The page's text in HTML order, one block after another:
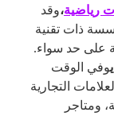
رياضية،وقد
ذات تقنية
على حد سواء.
وفي الوقت
التجارية
ومتاجر